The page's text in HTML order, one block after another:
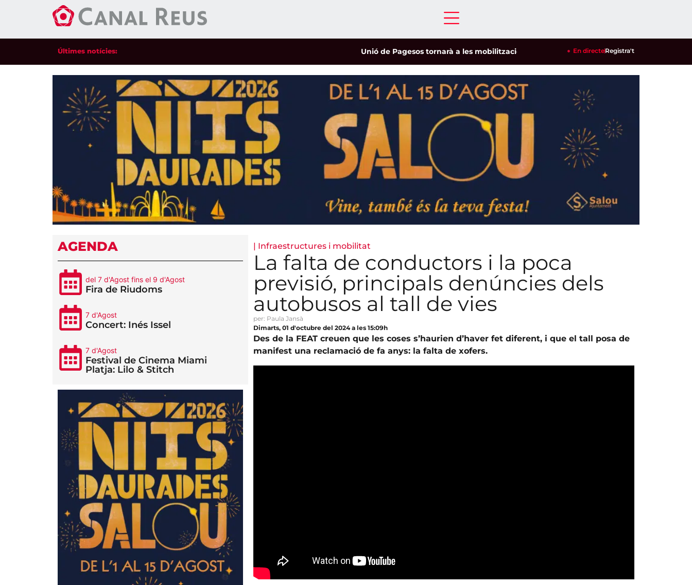
Últimes notícies: Unió de Pagesos tornarà a les mobilitzacions per defensar els cultius de la garrofa i l'ametlla
En directeRegistra't
AGENDA
del 7 d'Agost fins el 9 d'Agost
Fira de Riudoms
7 d'Agost
Concert: Inés Issel
7 d'Agost
Festival de Cinema Miami
Platja: Lilo & Stitch
| Infraestructures i mobilitat
La falta de conductors i la poca
previsió, principals denúncies dels
autobusos al tall de vies
per: Paula Jansà
Dimarts, 01 d'octubre del 2024 a les 15:09h
Des de la FEAT creuen que les coses s’haurien d’haver fet diferent, i que el tall posa de
manifest una reclamació de fa anys: la falta de xofers.